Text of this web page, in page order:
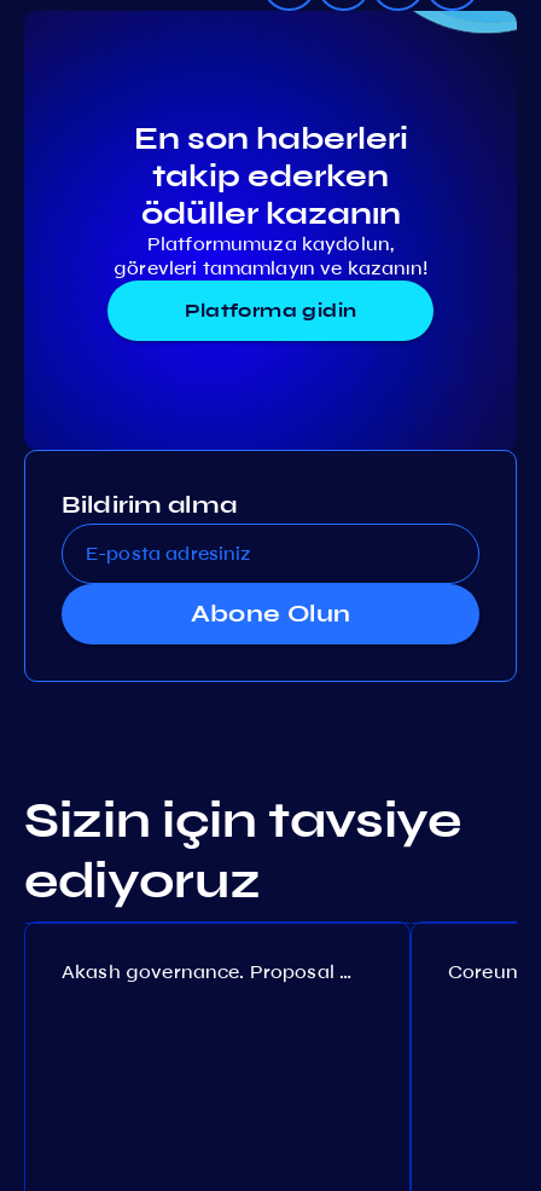
En son haberleri
takip ederken
ödüller kazanın
Platformumuza kaydolun,
görevleri tamamlayın ve kazanın!
Platforma gidin
Bildirim alma
Abone Olun
Sizin için tavsiye
ediyoruz
Akash governance. Proposal №308